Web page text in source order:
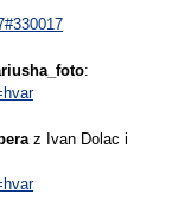
:
z Ivan Dolac i